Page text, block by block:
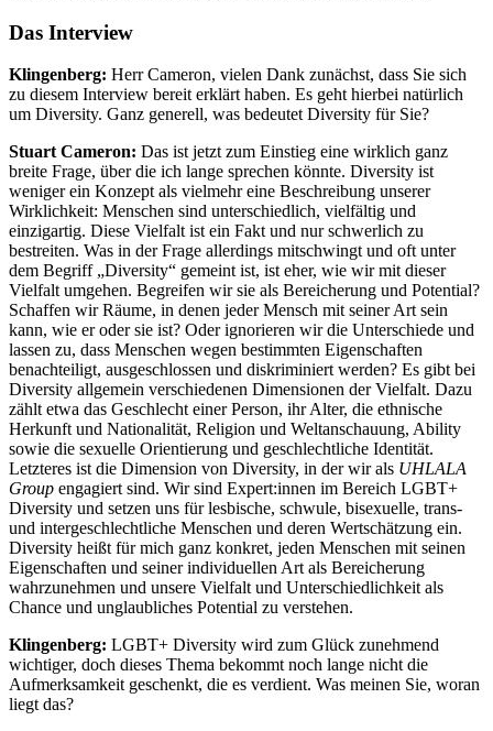
Das Interview
Klingenberg: Herr Cameron, vielen Dank zunächst, dass Sie sich
zu diesem Interview bereit erklärt haben. Es geht hierbei natürlich
um Diversity. Ganz generell, was bedeutet Diversity für Sie?
Stuart Cameron: Das ist jetzt zum Einstieg eine wirklich ganz
breite Frage, über die ich lange sprechen könnte. Diversity ist
weniger ein Konzept als vielmehr eine Beschreibung unserer
Wirklichkeit: Menschen sind unterschiedlich, vielfältig und
einzigartig. Diese Vielfalt ist ein Fakt und nur schwerlich zu
bestreiten. Was in der Frage allerdings mitschwingt und oft unter
dem Begriff „Diversity“ gemeint ist, ist eher, wie wir mit dieser
Vielfalt umgehen. Begreifen wir sie als Bereicherung und Potential?
Schaffen wir Räume, in denen jeder Mensch mit seiner Art sein
kann, wie er oder sie ist? Oder ignorieren wir die Unterschiede und
lassen zu, dass Menschen wegen bestimmten Eigenschaften
benachteiligt, ausgeschlossen und diskriminiert werden? Es gibt bei
Diversity allgemein verschiedenen Dimensionen der Vielfalt. Dazu
zählt etwa das Geschlecht einer Person, ihr Alter, die ethnische
Herkunft und Nationalität, Religion und Weltanschauung, Ability
sowie die sexuelle Orientierung und geschlechtliche Identität.
Letzteres ist die Dimension von Diversity, in der wir als UHLALA
Group engagiert sind. Wir sind Expert:innen im Bereich LGBT+
Diversity und setzen uns für lesbische, schwule, bisexuelle, trans-
und intergeschlechtliche Menschen und deren Wertschätzung ein.
Diversity heißt für mich ganz konkret, jeden Menschen mit seinen
Eigenschaften und seiner individuellen Art als Bereicherung
wahrzunehmen und unsere Vielfalt und Unterschiedlichkeit als
Chance und unglaubliches Potential zu verstehen.
Klingenberg: LGBT+ Diversity wird zum Glück zunehmend
wichtiger, doch dieses Thema bekommt noch lange nicht die
Aufmerksamkeit geschenkt, die es verdient. Was meinen Sie, woran
liegt das?